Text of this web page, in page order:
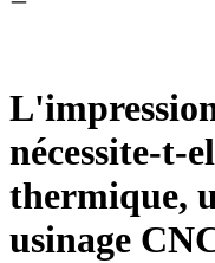
nécessite-t-
thermique,
usinage